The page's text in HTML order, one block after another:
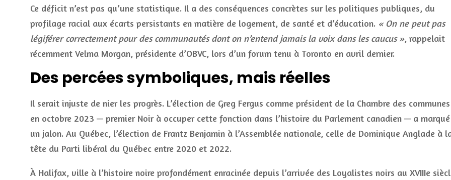
Ce déficit n’est pas qu’une statistique. Il a des conséquences concrètes sur les politiques publiques, du
profilage racial aux écarts persistants en matière de logement, de santé et d’éducation. « On ne peut pas
légiférer correctement pour des communautés dont on n’entend jamais la voix dans les caucus », rappelait
récemment Velma Morgan, présidente d’OBVC, lors d’un forum tenu à Toronto en avril dernier.
Des percées symboliques, mais réelles
Il serait injuste de nier les progrès. L’élection de Greg Fergus comme président de la Chambre des communes
en octobre 2023 — premier Noir à occuper cette fonction dans l’histoire du Parlement canadien — a marqué
un jalon. Au Québec, l’élection de Frantz Benjamin à l’Assemblée nationale, celle de Dominique Anglade à
tête du Parti libéral du Québec entre 2020 et 2022.
À Halifax, ville à l’histoire noire profondément enracinée depuis l’arrivée des Loyalistes noirs au XVIIIe